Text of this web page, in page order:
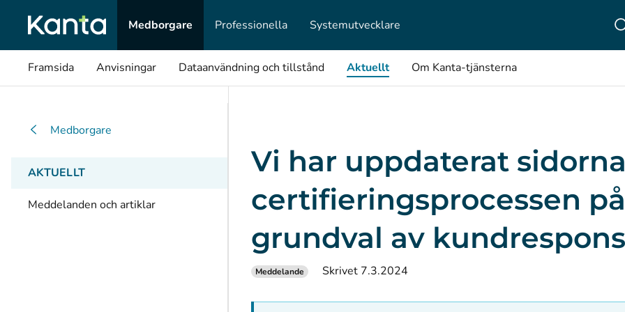
Medborgare
Professionella Systemutvecklare
Framsida Anvisningar Dataanvändning och tillstånd Aktuellt Om Kanta-tjänsterna
Medborgare
AKTUELLT
Meddelanden och artiklar
Vi har uppdaterat
certifieringsprocessen på
grundval av kundrespons
Meddelande Skrivet 7.3.2024